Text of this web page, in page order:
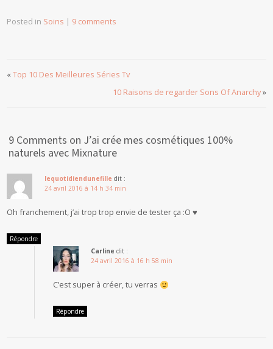
Posted in Soins | 9 comments
«Top 10 Des Meilleures Séries Tv
10 Raisons de regarder Sons Of Anarchy»
9 Comments on J’ai crée mes cosmétiques 100%
naturels avec Mixnature
lequotidiendunefille dit :
24 avril 2016 à 14 h 34 min
Oh franchement, j’ai trop trop envie de tester ça :O ♥
Répondre
Carline dit :
24 avril 2016 à 16 h 58 min
C’est super à créer, tu verras
Répondre